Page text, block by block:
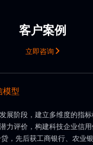
客户案例
立即咨询
模型
展阶段，建立多维度的指
力评价，构建科技企业信
，先后获工商银行、农业